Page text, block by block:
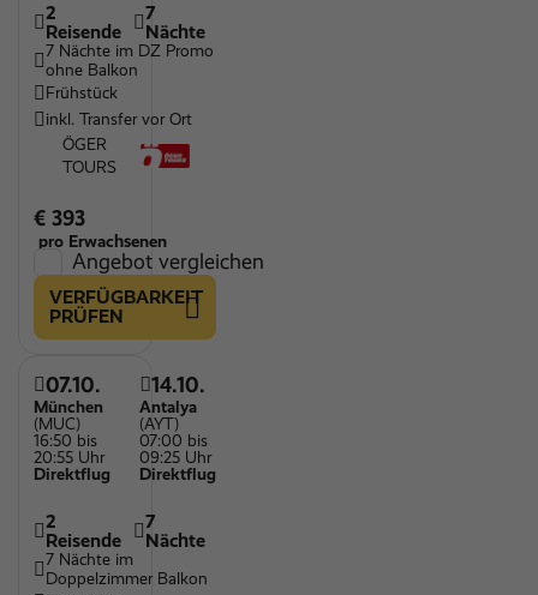
2
Reisende
7
Nächte
7 Nächte im DZ Promo
ohne Balkon
Frühstück
inkl. Transfer vor Ort
ÖGER
TOURS
€ 393
pro Erwachsenen
Angebot vergleichen
VERFÜGBARKEIT
PRÜFEN
07.10.
München
(MUC)
16:50 bis
20:55 Uhr
Direktflug
14.10.
Antalya
(AYT)
07:00 bis
09:25 Uhr
Direktflug
2
Reisende
7
Nächte
7 Nächte im
Doppelzimmer Balkon